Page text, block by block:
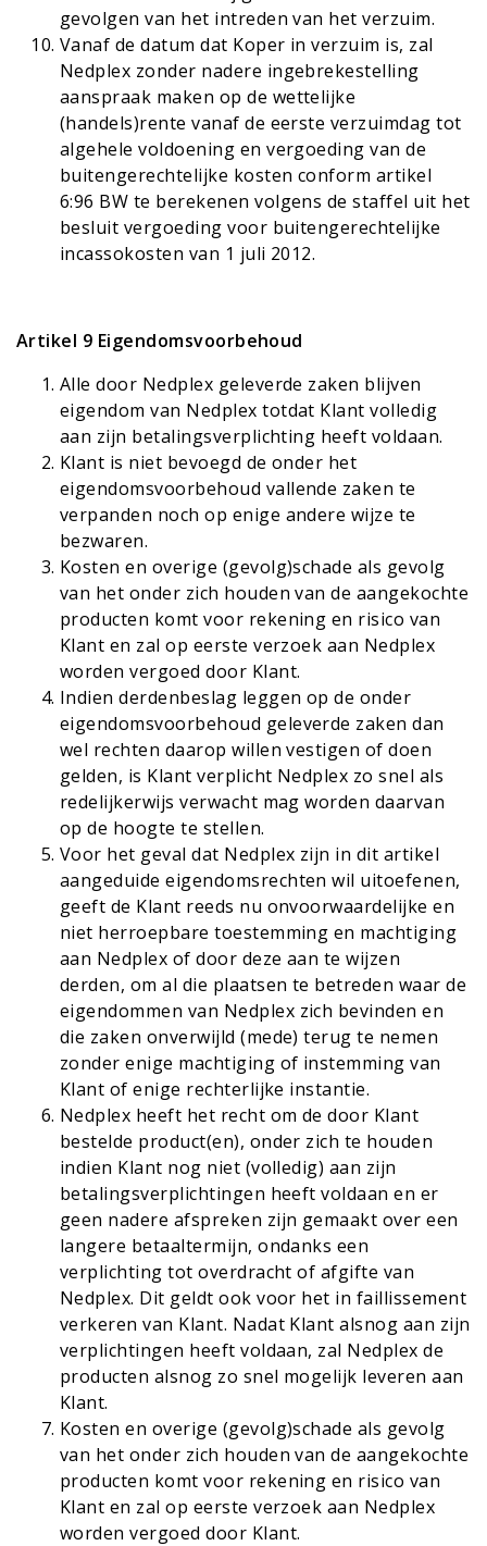
gevolgen van het intreden van het verzuim.
Vanaf de datum dat Koper in verzuim is, zal
Nedplex zonder nadere ingebrekestelling
aanspraak maken op de wettelijke
(handels)rente vanaf de eerste verzuimdag tot
algehele voldoening en vergoeding van de
buitengerechtelijke kosten conform artikel
6:96 BW te berekenen volgens de staffel uit het
besluit vergoeding voor buitengerechtelijke
incassokosten van 1 juli 2012.
Artikel 9 Eigendomsvoorbehoud
Alle door Nedplex geleverde zaken blijven
eigendom van Nedplex totdat Klant volledig
aan zijn betalingsverplichting heeft voldaan.
Klant is niet bevoegd de onder het
eigendomsvoorbehoud vallende zaken te
verpanden noch op enige andere wijze te
bezwaren.
Kosten en overige (gevolg)schade als gevolg
van het onder zich houden van de aangekochte
producten komt voor rekening en risico van
Klant en zal op eerste verzoek aan Nedplex
worden vergoed door Klant.
Indien derdenbeslag leggen op de onder
eigendomsvoorbehoud geleverde zaken dan
wel rechten daarop willen vestigen of doen
gelden, is Klant verplicht Nedplex zo snel als
redelijkerwijs verwacht mag worden daarvan
op de hoogte te stellen.
Voor het geval dat Nedplex zijn in dit artikel
aangeduide eigendomsrechten wil uitoefenen,
geeft de Klant reeds nu onvoorwaardelijke en
niet herroepbare toestemming en machtiging
aan Nedplex of door deze aan te wijzen
derden, om al die plaatsen te betreden waar de
eigendommen van Nedplex zich bevinden en
die zaken onverwijld (mede) terug te nemen
zonder enige machtiging of instemming van
Klant of enige rechterlijke instantie.
Nedplex heeft het recht om de door Klant
bestelde product(en), onder zich te houden
indien Klant nog niet (volledig) aan zijn
betalingsverplichtingen heeft voldaan en er
geen nadere afspreken zijn gemaakt over een
langere betaaltermijn, ondanks een
verplichting tot overdracht of afgifte van
Nedplex. Dit geldt ook voor het in faillissement
verkeren van Klant. Nadat Klant alsnog aan zijn
verplichtingen heeft voldaan, zal Nedplex de
producten alsnog zo snel mogelijk leveren aan
Klant.
Kosten en overige (gevolg)schade als gevolg
van het onder zich houden van de aangekochte
producten komt voor rekening en risico van
Klant en zal op eerste verzoek aan Nedplex
worden vergoed door Klant.